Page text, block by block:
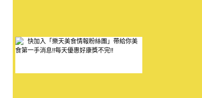
快加入「樂天美食情報粉絲團」帶給你美
食第一手消息!!每天優惠好康獎不完!!